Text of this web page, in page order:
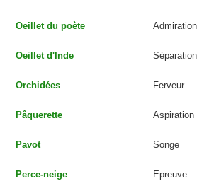
Oeillet du poète Admiration
Oeillet d'Inde Séparation
Orchidées Ferveur
Pâquerette Aspiration
Pavot Songe
Perce-neige Epreuve